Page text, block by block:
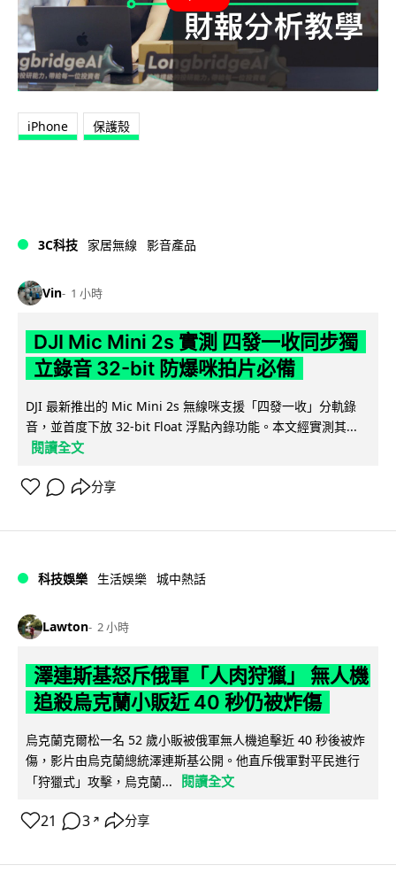
iPhone 保護殼
3C科技 家居無線 影音產品
Vin 1 小時
DJI Mic Mini 2s 實測 四發一收同步獨
立錄音 32-bit 防爆咪拍片必備
DJI 最新推出的 Mic Mini 2s 無線咪支援「四發一收」分軌錄
音，並首度下放 32-bit Float 浮點內錄功能。本文經實測其...
閱讀全文
分享
科技娛樂 生活娛樂 城中熱話
Lawton 2 小時
澤連斯基怒斥俄軍「人肉狩獵」 無人機
追殺烏克蘭小販近 40 秒仍被炸傷
烏克蘭克爾松一名 52 歲小販被俄軍無人機追擊近 40 秒後被炸
傷，影片由烏克蘭總統澤連斯基公開。他直斥俄軍對平民進行
「狩獵式」攻擊，烏克蘭...
閱讀全文
21 3 ↗ 分享